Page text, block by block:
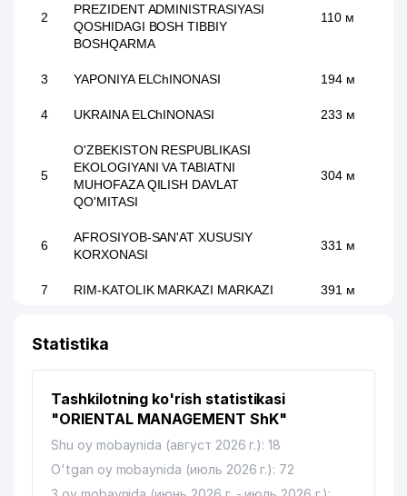
2
PREZIDENT ADMINISTRASIYASI
QOSHIDAGI BOSH TIBBIY
BOSHQARMA
110 м
3 YAPONIYA ELChINONASI 194 м
4 UKRAINA ELChINONASI 233 м
5
O'ZBEKISTON RESPUBLIKASI
EKOLOGIYANI VA TABIATNI
MUHOFAZA QILISH DAVLAT
QO'MITASI
304 м
6
AFROSIYOB-SAN'AT XUSUSIY
KORXONASI
331 м
7 RIM-KATOLIK MARKAZI MARKAZI 391 м
ELChINONASI
MUZEYI
10
IXTISOSLASHTIRILGAN MUSIQA
MAKTABI
Statistika
Tashkilotning ko'rish statistikasi
"ORIENTAL MANAGEMENT ShK"
Shu oy mobaynida (август 2026 г.): 18
O'tgan oy mobaynida (июль 2026 г.): 72